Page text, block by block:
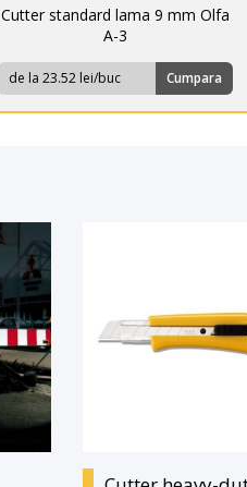
Cutter standard lama 9 mm Olfa
A-3
de la 23.52 lei/buc Cumpara